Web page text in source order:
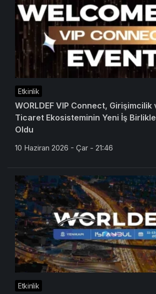
Etkinlik
WORLDEF VIP Connect, Girişimcilik
Ticaret Ekosisteminin Yeni İş
Oldu
10 Haziran 2026 - Çar - 21:46
Etkinlik